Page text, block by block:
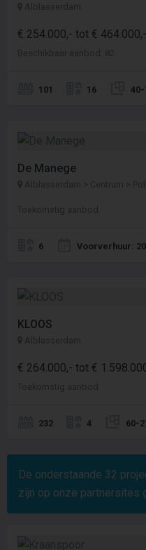
Alblasserdam
€ 254.000,- tot € 464.000,-
Beschikbaar aanbod: 82
101 16 40-
De Manege
Alblasserdam > Centrum >
Toekomstig aanbod
6 Voorverhuur:
KLOOS
Alblasserdam
€ 264.000,- tot €
Toekomstig aanbod
232 4 60-
De onderstaande 32
zijn op onze partnersites